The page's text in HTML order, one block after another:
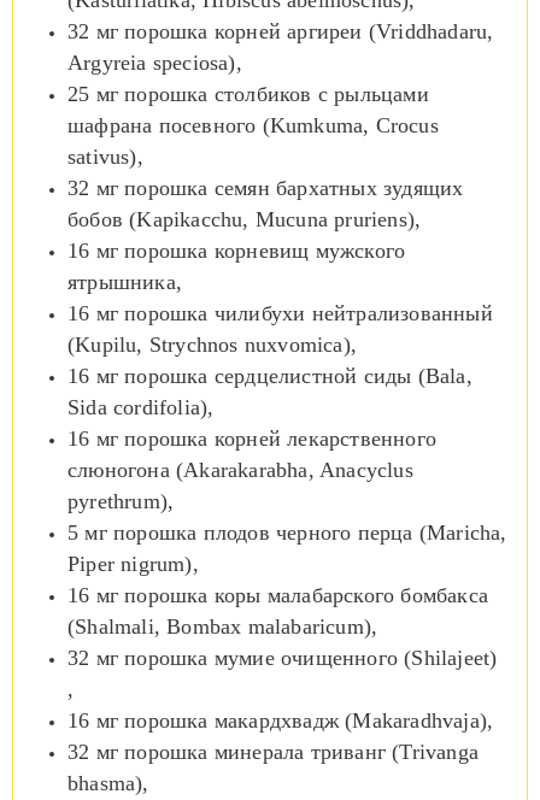
32 мг порошка корней аргиреи (Vriddhadaru,
Argyreia speciosa),
25 мг порошка столбиков с рыльцами
шафрана посевного (Kumkuma, Crocus
sativus),
32 мг порошка семян бархатных зудящих
бобов (Kapikacchu, Mucuna pruriens),
16 мг порошка корневищ мужского
ятрышника,
16 мг порошка чилибухи нейтрализованный
(Kupilu, Strychnos nuxvomica),
16 мг порошка сердцелистной сиды (Bala,
Sida cordifolia),
16 мг порошка корней лекарственного
слюногона (Akarakarabha, Anacyclus
pyrethrum),
5 мг порошка плодов черного перца (Maricha,
Piper nigrum),
16 мг порошка коры малабарского бомбакса
(Shalmali, Bombax malabaricum),
32 мг порошка мумие очищенного (Shilajeet)
,
16 мг порошка макардхвадж (Makaradhvaja),
32 мг порошка минерала триванг (Trivanga
bhasma),